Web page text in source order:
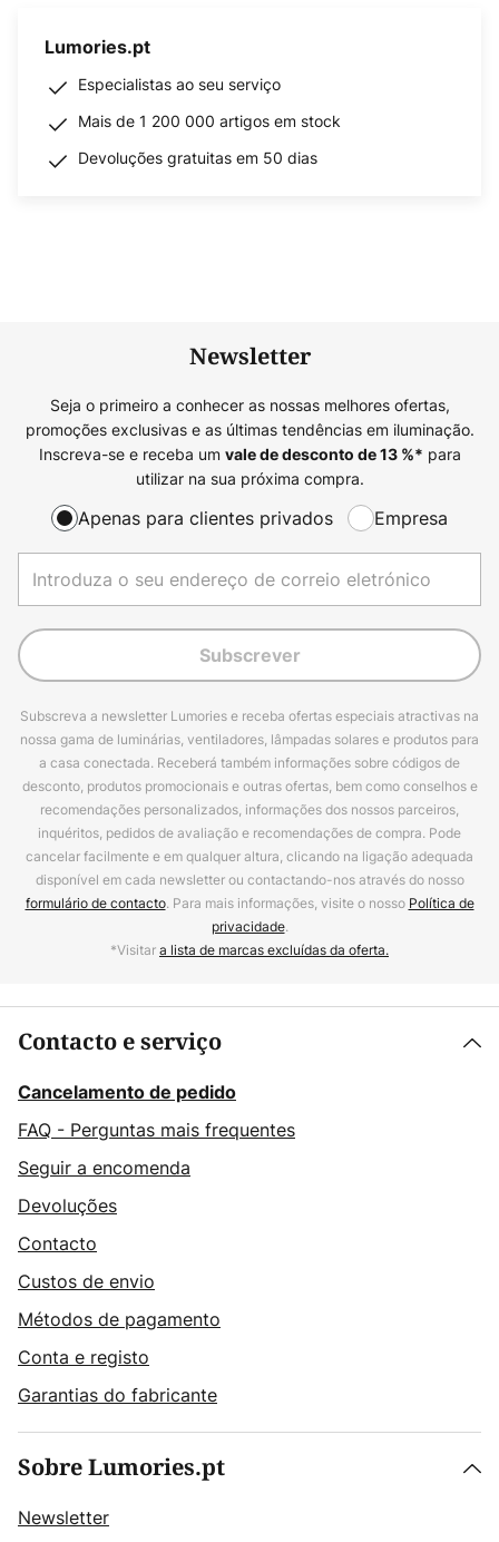
Lumories.pt
Especialistas ao seu serviço
Mais de 1 200 000 artigos em stock
Devoluções gratuitas em 50 dias
Newsletter
Seja o primeiro a conhecer as nossas melhores ofertas,
promoções exclusivas e as últimas tendências em iluminação.
Inscreva-se e receba um vale de desconto de13%* para
utilizar na sua próxima compra.
Apenas para clientes privados Empresa
Subscrever
Subscreva a newsletter Lumories e receba ofertas especiais atractivas na
nossa gama de luminárias, ventiladores, lâmpadas solares e produtos para
a casa conectada. Receberá também informações sobre códigos de
desconto, produtos promocionais e outras ofertas, bem como conselhos e
recomendações personalizados, informações dos nossos parceiros,
inquéritos, pedidos de avaliação e recomendações de compra. Pode
cancelar facilmente e em qualquer altura, clicando na ligação adequada
disponível em cada newsletter ou contactando-nos através do nosso
formulário de contacto. Para mais informações, visite o nosso Política de
privacidade.
*Visitara lista de marcas excluídas da oferta.
Contacto e serviço
Cancelamento de pedido
FAQ - Perguntas mais frequentes
Seguir a encomenda
Devoluções
Contacto
Custos de envio
Métodos de pagamento
Conta e registo
Garantias do fabricante
Sobre Lumories.pt
Newsletter